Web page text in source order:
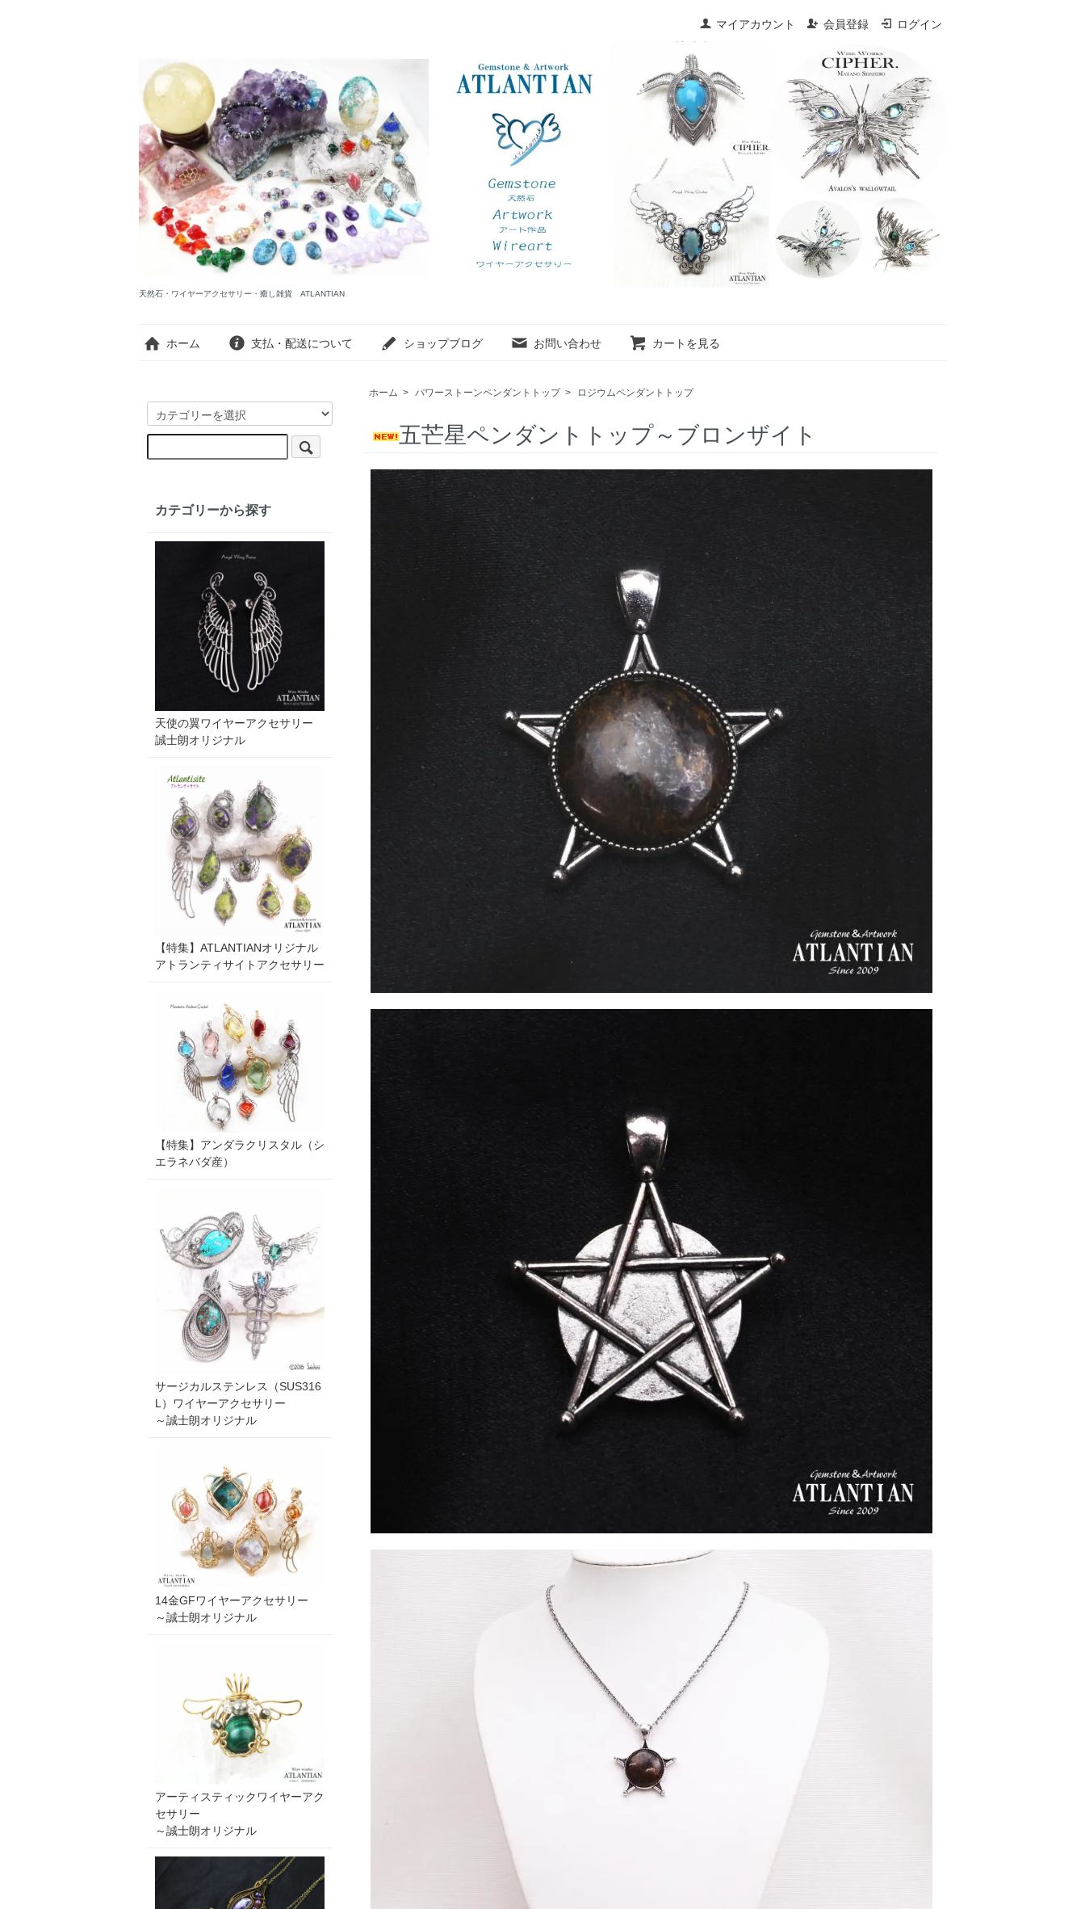
マイアカウント 会員登録 ログイン
天然石・ワイヤーアクセサリー・癒し雑貨 ATLANTIAN
ホーム 支払・配送について ショップブログ お問い合わせ カートを見る
ホーム > パワーストーンペンダントトップ > ロジウムペンダントトップ
五芒星ペンダントトップ～ブロンザイト
カテゴリーから探す
天使の翼ワイヤーアクセサリー
誠士朗オリジナル
【特集】ATLANTIANオリジナル
アトランティサイトアクセサリー
【特集】アンダラクリスタル（シ
エラネバダ産）
サージカルステンレス（SUS316
L）ワイヤーアクセサリー
～誠士朗オリジナル
14金GFワイヤーアクセサリー
～誠士朗オリジナル
アーティスティックワイヤーアク
セサリー
～誠士朗オリジナル